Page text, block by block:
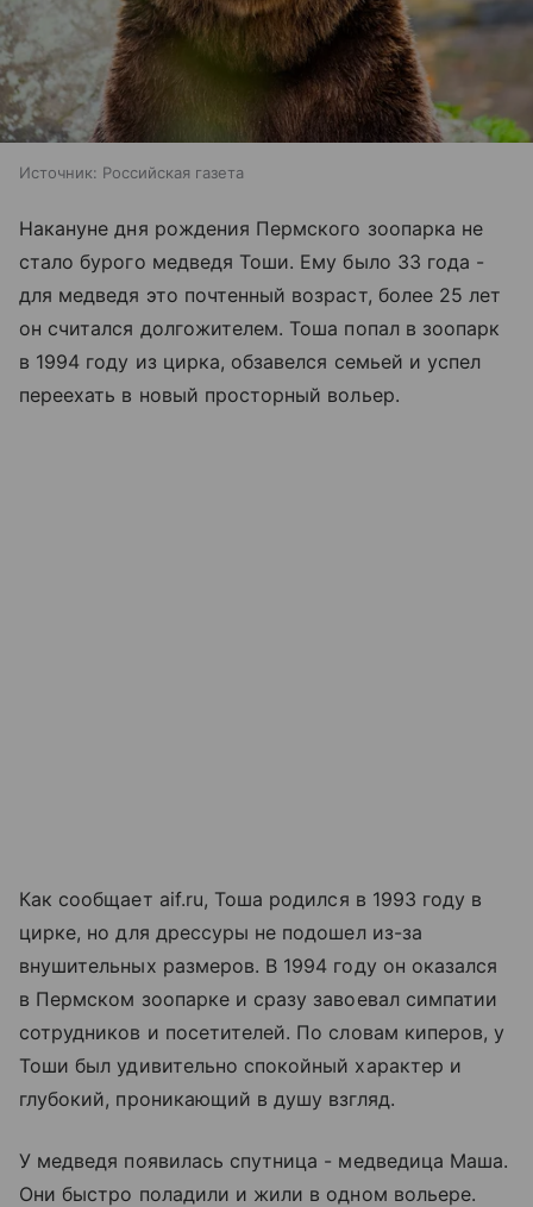
Источник: Российская газета
Накануне дня рождения Пермского зоопарка не
стало бурого медведя Тоши. Ему было 33 года -
для медведя это почтенный возраст, более 25 лет
он считался долгожителем. Тоша попал в зоопарк
в 1994 году из цирка, обзавелся семьей и успел
переехать в новый просторный вольер.
Как сообщает aif.ru, Тоша родился в 1993 году в
цирке, но для дрессуры не подошел из-за
внушительных размеров. В 1994 году он оказался
в Пермском зоопарке и сразу завоевал симпатии
сотрудников и посетителей. По словам киперов, у
Тоши был удивительно спокойный характер и
глубокий, проникающий в душу взгляд.
У медведя появилась спутница - медведица Маша.
Они быстро поладили и жили в одном вольере.